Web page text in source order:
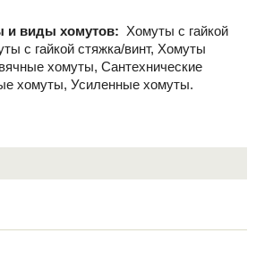
и виды хомутов: Хомуты с гайкой
с гайкой стяжка/винт, Хомуты
хомуты, Сантехнические
хомуты, Усиленные хомуты.